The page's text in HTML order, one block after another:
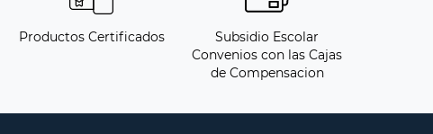
Productos Certificados
Subsidio Escolar
Convenios con las Cajas
de Compensacion